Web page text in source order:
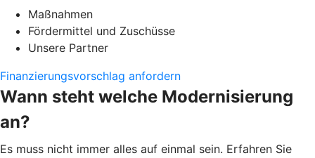
Maßnahmen
Fördermittel und Zuschüsse
Unsere Partner
Finanzierungsvorschlag anfordern
Wann steht welche Modernisierung
an?
Es muss nicht immer alles auf einmal sein. Erfahren Sie